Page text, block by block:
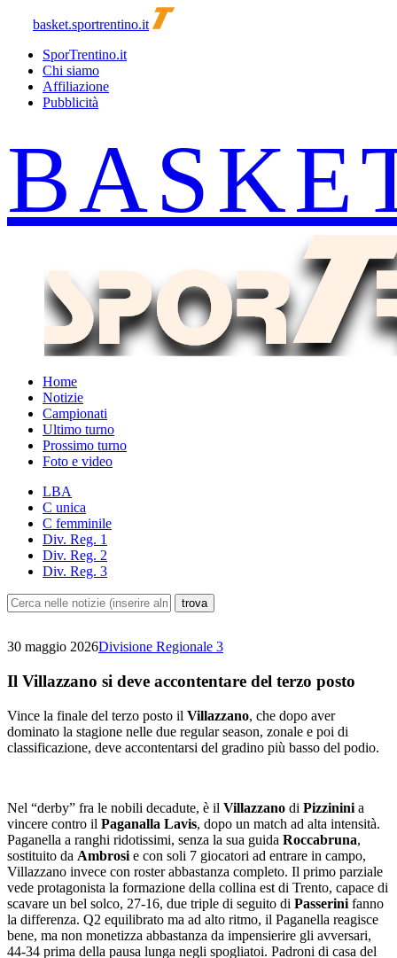
basket.sportrentino.it
SporTrentino.it
Chi siamo
Affiliazione
Pubblicità
Home
Notizie
Campionati
Ultimo turno
Prossimo turno
Foto e video
LBA
C unica
C femminile
Div. Reg. 1
Div. Reg. 2
Div. Reg. 3
30 maggio 2026Divisione Regionale 3
Il Villazzano si deve accontentare del terzo posto
Vince la finale del terzo posto il Villazzano, che dopo aver
dominato la stagione nelle due regular season, zonale e poi di
classificazione, deve accontentarsi del gradino più basso del podio.
Nel “derby” fra le nobili decadute, è il Villazzano di Pizzinini a
vincere contro il Paganalla Lavis, dopo un match ad alta intensità.
Paganella a ranghi ridotissimi, senza la sua guida Roccabruna,
sostituito da Ambrosi e con soli 7 giocatori ad entrare in campo,
Villazzano invece con roster abbastanza completo. Il primo parziale
vede protagonista la formazione della collina est di Trento, capace di
scavare un bel solco, 27-16, due triple di seguito di Passerini fanno
la differenza. Q2 equilibrato ma ad alto ritmo, il Paganella reagisce
bene, ma non monetizza abbastanza da impensierire gli avversari,
44-34 prima della pausa lunga negli spogliatoi. Padroni di casa del